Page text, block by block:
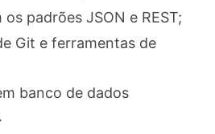
padrões JSON e REST;
Git e ferramentas de
banco de dados